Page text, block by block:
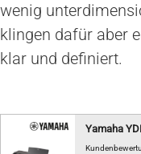
wenig
klingen dafür aber
klar und definiert.
Yamaha